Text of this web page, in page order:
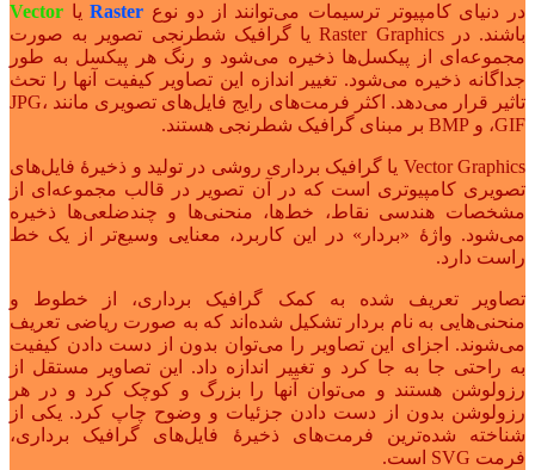
در دنیای کامپیوتر ترسیمات می‌توانند از دو نوع Rasterیا Vector
باشند. در Raster Graphics یا گرافیک شطرنجی تصویر به صورت
مجموعه‌ای از پیکسل‌ها ذخیره می‌شود و رنگ هر پیکسل به طور
جداگانه ذخیره می‌شود. تغییر اندازه این تصاویر کیفیت آنها را تحث
تاثیر قرار می‌دهد. اکثر فرمت‌های رایج فایل‌های تصویری مانند JPG،
GIF، و BMP بر مبنای گرافیک شطرنجی هستند.
Vector Graphics یا گرافیک برداری روشی در تولید و ذخیرهٔ فایل‌های
تصویری کامپیوتری است که در آن تصویر در قالب مجموعه‌ای از
مشخصات هندسی نقاط، خط‌ها، منحنی‌ها و چندضلعی‌ها ذخیره
می‌شود. واژهٔ «بردار» در این کاربرد، معنایی وسیع‌تر از یک خط
راست دارد.
تصاویر تعریف شده به کمک گرافیک برداری، از خطوط و
منحنی‌هایی به نام بردار تشکیل شده‌اند که به صورت ریاضی تعریف
می‌شوند. اجزای این تصاویر را می‌توان بدون از دست دادن کیفیت
به راحتی جا به جا کرد و تغییر اندازه داد. این تصاویر مستقل از
رزولوشن هستند و می‌توان آنها را بزرگ و کوچک کرد و در هر
رزولوشن بدون از دست دادن جزئیات و وضوح چاپ کرد. یکی از
شناخته شده‌ترین فرمت‌های ذخیرهٔ فایل‌های گرافیک برداری،
فرمت SVG است.